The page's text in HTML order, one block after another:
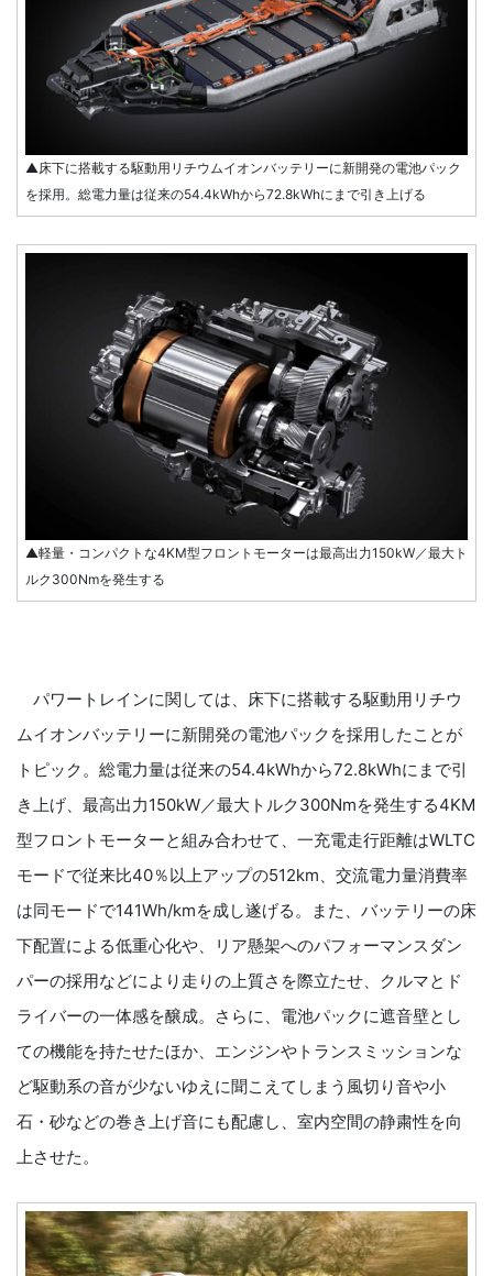
▲床下に搭載する駆動用リチウムイオンバッテリーに新開発の電池パック
を採用。総電力量は従来の54.4kWhから72.8kWhにまで引き上げる
▲軽量・コンパクトな4KM型フロントモーターは最高出力150kW／最大ト
ルク300Nmを発生する
パワートレインに関しては、床下に搭載する駆動用リチウ
ムイオンバッテリーに新開発の電池パックを採用したことが
トピック。総電力量は従来の54.4kWhから72.8kWhにまで引
き上げ、最高出力150kW／最大トルク300Nmを発生する4KM
型フロントモーターと組み合わせて、一充電走行距離はWLTC
モードで従来比40％以上アップの512km、交流電力量消費率
は同モードで141Wh/kmを成し遂げる。また、バッテリーの床
下配置による低重心化や、リア懸架へのパフォーマンスダン
パーの採用などにより走りの上質さを際立たせ、クルマとド
ライバーの一体感を醸成。さらに、電池パックに遮音壁とし
ての機能を持たせたほか、エンジンやトランスミッションな
ど駆動系の音が少ないゆえに聞こえてしまう風切り音や小
石・砂などの巻き上げ音にも配慮し、室内空間の静粛性を向
上させた。